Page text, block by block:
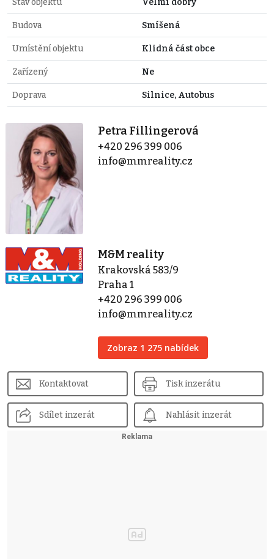
Budova Smíšená
Umístění objektu Klidná část obce
Zařízený Ne
Doprava Silnice, Autobus
Petra Fillingerová
+420 296 399 006
info@mmreality.cz
M&M reality
Krakovská 583/9
Praha 1
+420 296 399 006
info@mmreality.cz
Zobraz 1 275 nabídek
Kontaktovat Tisk inzerátu
Sdílet inzerát Nahlásit inzerát